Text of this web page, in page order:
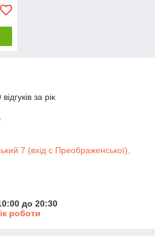
за рік
7 (вхід с Преображенської),
до 20:30
роботи